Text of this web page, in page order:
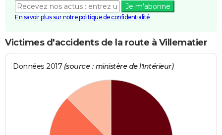
Je m'abonne
En savoir plus sur notre politique de confidentialité
Victimes d'accidents de la route à Villematier
Données 2017 (source : ministère de l'Intérieur)